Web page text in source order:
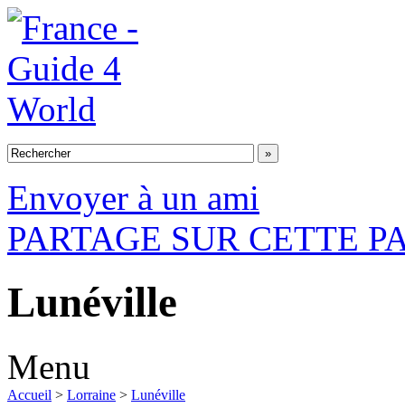
Envoyer à un ami
PARTAGE SUR CETTE
Lunéville
Menu
Accueil > Lorraine > Lunéville